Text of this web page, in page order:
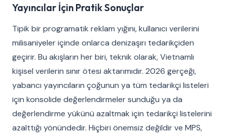
Yayıncılar İçin Pratik Sonuçlar
Tipik bir programatik reklam yığını, kullanıcı verilerini
milisaniyeler içinde onlarca denizaşırı tedarikçiden
geçirir. Bu akışların her biri, teknik olarak, Vietnamlı
kişisel verilerin sınır ötesi aktarımıdır. 2026 gerçeği,
yabancı yayıncıların çoğunun ya tüm tedarikçi listeleri
için konsolide değerlendirmeler sunduğu ya da
değerlendirme yükünü azaltmak için tedarikçi listelerini
azalttığı yönündedir. Hiçbiri önemsiz değildir ve MPS,